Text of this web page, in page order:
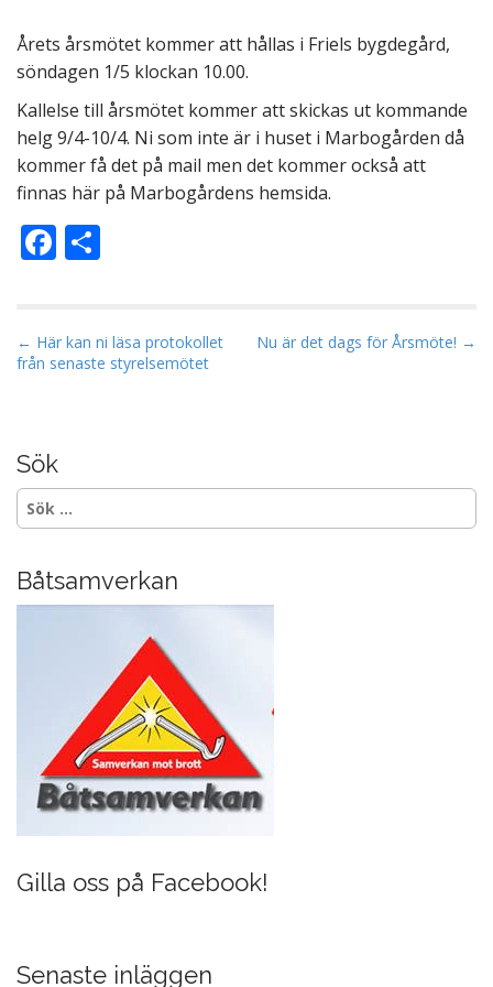
Årets årsmötet kommer att hållas i Friels bygdegård,
söndagen 1/5 klockan 10.00.
Kallelse till årsmötet kommer att skickas ut kommande
helg 9/4-10/4. Ni som inte är i huset i Marbogården då
kommer få det på mail men det kommer också att
finnas här på Marbogårdens hemsida.
F
b
o
k
P
o
n
a
v
g
a
← Här kan ni läsa protokollet
från senaste styrelsemötet
Nu är det dags för Årsmöte! →
Sök
Sök
efter:
Båtsamverkan
Gilla oss på Facebook!
Senaste inläggen